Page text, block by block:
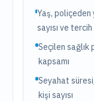
Yaş,
sayısı ve
Seçilen
kapsamı
Seyahat
kişi sayısı